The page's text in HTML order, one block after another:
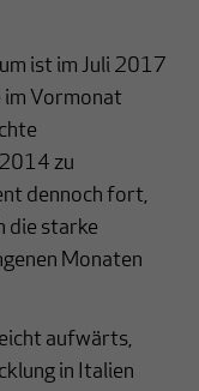
ist im Juli 2017
im Vormonat
zu
dennoch fort,
die starke
Monaten
aufwärts,
in Italien